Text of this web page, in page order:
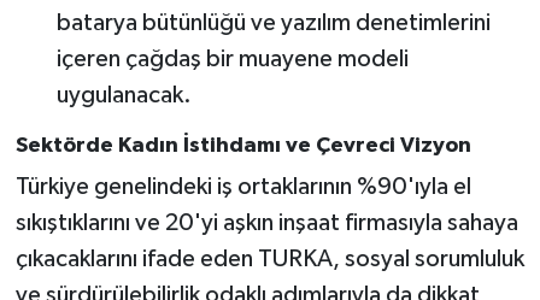
batarya bütünlüğü ve yazılım denetimlerini
içeren çağdaş bir muayene modeli
uygulanacak.
Sektörde Kadın İstihdamı ve Çevreci Vizyon
Türkiye genelindeki iş ortaklarının %90'ıyla el
sıkıştıklarını ve 20'yi aşkın inşaat firmasıyla sahaya
çıkacaklarını ifade eden TURKA, sosyal sorumluluk